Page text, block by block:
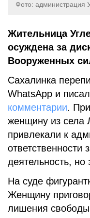
Фото: администрация
Жительница
осуждена за
Вооруженных
Сахалинка
WhatsApp и
комментарии.
женщину из села
привлекали к
ответственности
деятельность, но
На суде
Женщину
лишения свободы